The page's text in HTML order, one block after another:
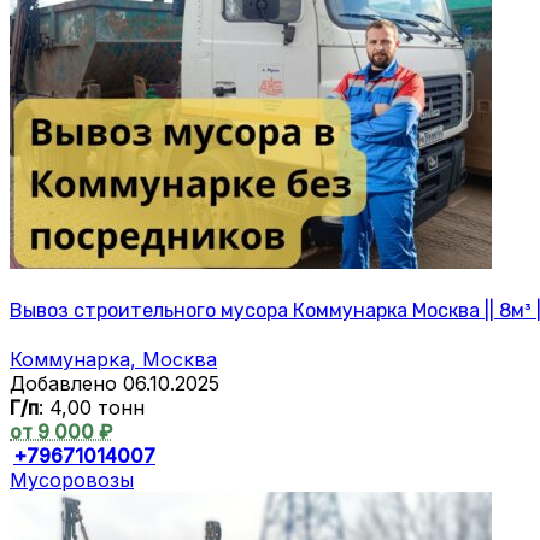
Вывоз строительного мусора Коммунарка Москва || 8м³
Коммунарка, Москва
Добавлено 06.10.2025
Г/п: 4,00 тонн
от 9 000 ₽
+79671014007
Мусоровозы